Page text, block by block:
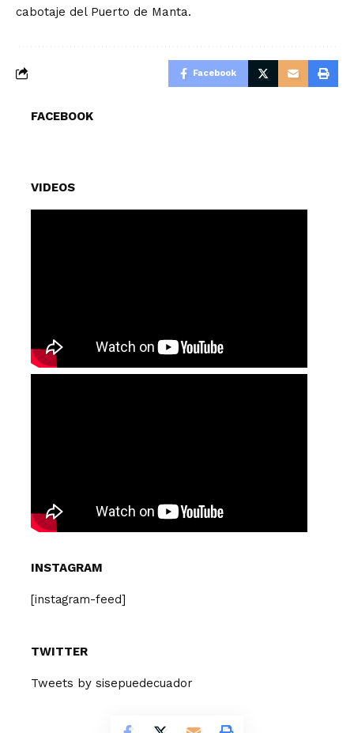
cabotaje del Puerto de Manta.
Facebook
FACEBOOK
VIDEOS
INSTAGRAM
[instagram-feed]
TWITTER
Tweets by sisepuedecuador